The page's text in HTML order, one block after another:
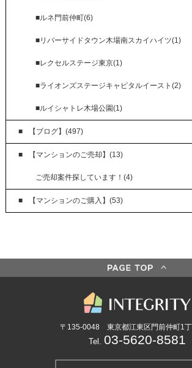
■ルネ門前仲町(6)
■リバーサイドタウン木場南スカイハイツ(1)
■レクセルステージ東京(1)
■ライオンズステージキャピタルイースト(2)
■ルイシャトレ木場公園(1)
【ブログ】(497)
【マンションのご売却】(13)
ご売却案件探しています！(4)
【マンションのご購入】(53)
〒135-0048 東京都江東区門前仲町1
Tel. 03-5620-8581